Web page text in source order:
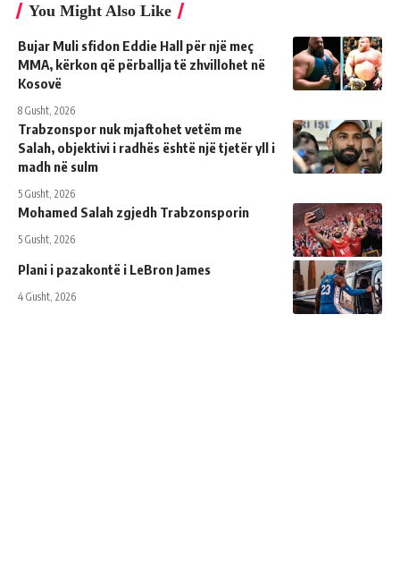
You Might Also Like
Bujar Muli sfidon Eddie Hall për një meç
MMA, kërkon që përballja të zhvillohet në
Kosovë
8 Gusht, 2026
Trabzonspor nuk mjaftohet vetëm me
Salah, objektivi i radhës është një tjetër yll i
madh në sulm
5 Gusht, 2026
Mohamed Salah zgjedh Trabzonsporin
5 Gusht, 2026
Plani i pazakontë i LeBron James
4 Gusht, 2026